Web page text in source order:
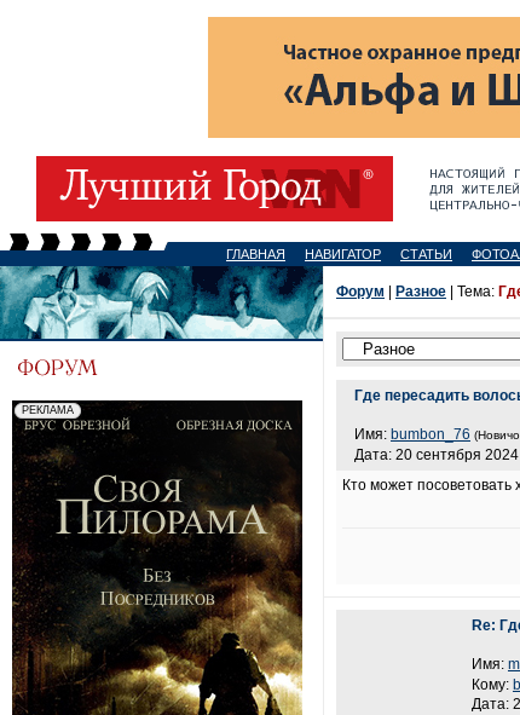
ГЛАВНАЯ НАВИГАТОР СТАТЬИ
Форум Разное | Тема:
Где пересадить
Имя: bumbon_76
Дата: 20 сентября 2024
Кто может
Re:
Имя:
Кому:
Дата: